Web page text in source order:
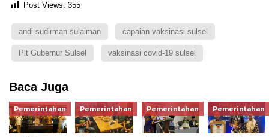
Post Views: 355
andi sudirman sulaiman capaian vaksinasi sulsel
Plt Gubernur Sulsel vaksinasi covid-19 sulsel
Baca Juga
Pemerintahan Pemerintahan Pemerintahan Pemerintahan